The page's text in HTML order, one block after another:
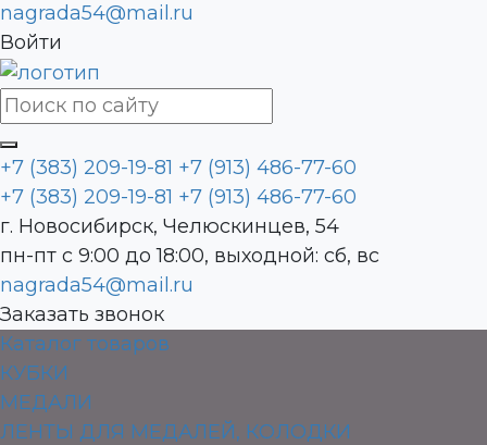
nagrada54@mail.ru
Войти
+7 (383) 209-19-81 +7 (913) 486-77-60
+7 (383) 209-19-81 +7 (913) 486-77-60
г. Новосибирск, Челюскинцев, 54
пн-пт с 9:00 до 18:00, выходной: сб, вс
nagrada54@mail.ru
Заказать звонок
Каталог товаров
КУБКИ
МЕДАЛИ
ЛЕНТЫ ДЛЯ МЕДАЛЕЙ, КОЛОДКИ